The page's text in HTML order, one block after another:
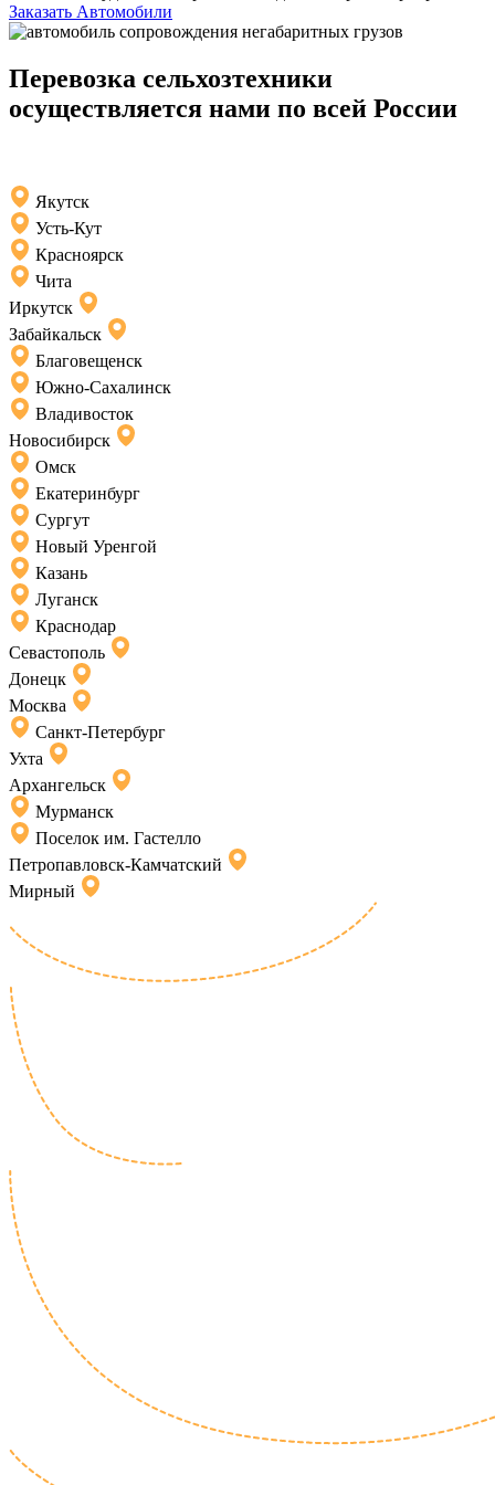
Заказать Автомобили
Перевозка сельхозтехники
осуществляется нами по всей России
Якутск
Усть-Кут
Красноярск
Чита
Иркутск
Забайкальск
Благовещенск
Южно-Сахалинск
Владивосток
Новосибирск
Омск
Екатеринбург
Сургут
Новый Уренгой
Казань
Луганск
Краснодар
Севастополь
Донецк
Москва
Санкт-Петербург
Ухта
Архангельск
Мурманск
Поселок им. Гастелло
Петропавловск-Камчатский
Мирный